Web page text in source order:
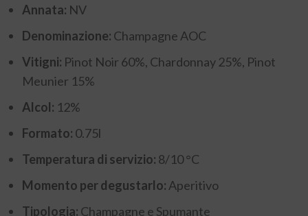
Annata: NV
Denominazione: Champagne AOC
Vitigni: Pinot Noir 60%, Chardonnay 25%, Pinot
Meunier 15%
Alcol: 12%
Formato: 0.75l
Temperatura di servizio: 8/10 °C
Momento per degustarlo: Aperitivo
Tipologia: Champagne e Spumante